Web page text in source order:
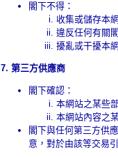
閣下不得：
收集或儲存本
違反任何有關
擾亂或干擾本
7. 第三方供應商
閣下確認：
本網站之某些
本網站內容之
閣下與任何第三方供
意，對於由該等交易